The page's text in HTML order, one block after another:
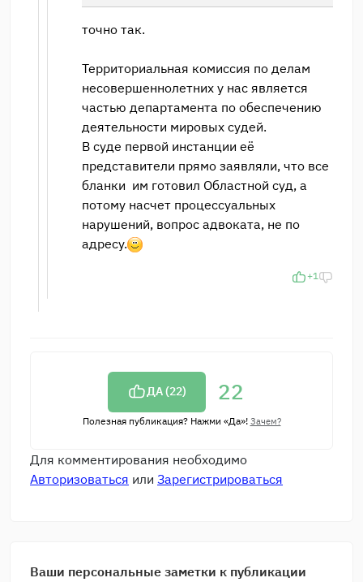
точно так.
Территориальная комиссия по делам
несовершеннолетних у нас является
частью департамента по обеспечению
деятельности мировых судей.
В суде первой инстанции её
представители прямо заявляли, что все
бланки им готовил Областной суд, а
потому насчет процессуальных
нарушений, вопрос адвоката, не по
адресу.
+1
ДА (22) 22
Полезная публикация? Нажми «Да»! Зачем?
Для комментирования необходимо
Авторизоваться или Зарегистрироваться
Ваши персональные заметки к публикации